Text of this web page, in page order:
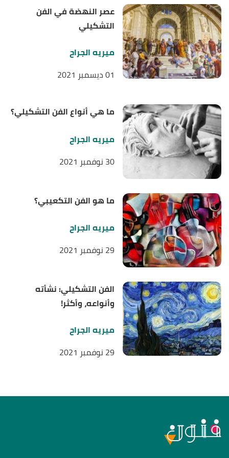
عصر النهضة في الفن
التشكيلي
ميريه الجراح
01 ديسمبر 2021
ما هي أنواع الفن التشكيلي؟
ميريه الجراح
30 نوفمبر 2021
ما هو الفن التكعيبي؟
ميريه الجراح
29 نوفمبر 2021
الفن التشكيلي: نشأته
وأنواعه، وأكثر!
ميريه الجراح
29 نوفمبر 2021